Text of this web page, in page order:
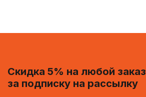
Скидка 5% на любой заказ
за подписку на рассылку